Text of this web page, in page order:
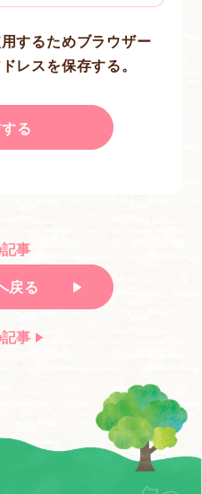
するためブラウザー
レスを保存する。
戻る
事
事